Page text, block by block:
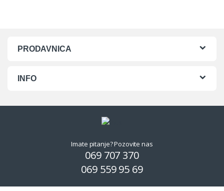
PRODAVNICA
INFO
Imate pitanje? Pozovite nas
069 707 370
069 559 95 69